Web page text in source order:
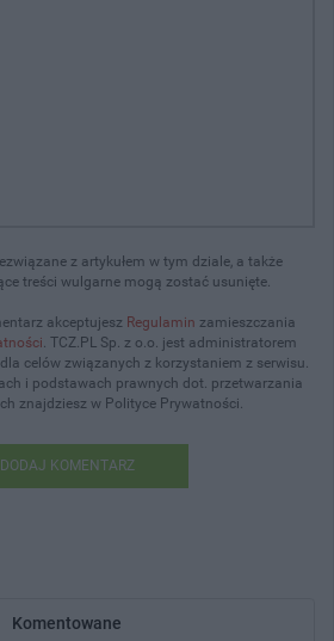
z artykułem w tym dziale, a także
treści wulgarne mogą zostać usunięte.
akceptujesz Regulamin zamieszczania
. TCZ.PL Sp. z o.o. jest administratorem
celów związanych z korzystaniem z serwisu.
i podstawach prawnych dot. przetwarzania
znajdziesz w Polityce Prywatności.
DODAJ KOMENTARZ
Komentowane